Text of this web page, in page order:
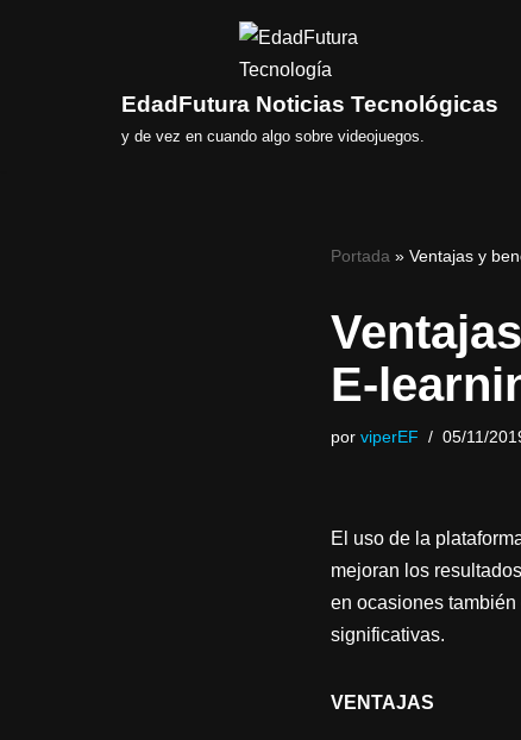
EdadFutura Noticias Tecnológicas
y de vez en cuando algo sobre videojuegos.
Portada » Ventajas y
E-
por viperEF 05/11/
El uso de la
mejoran los
en ocasiones
significativas.
VENTAJAS